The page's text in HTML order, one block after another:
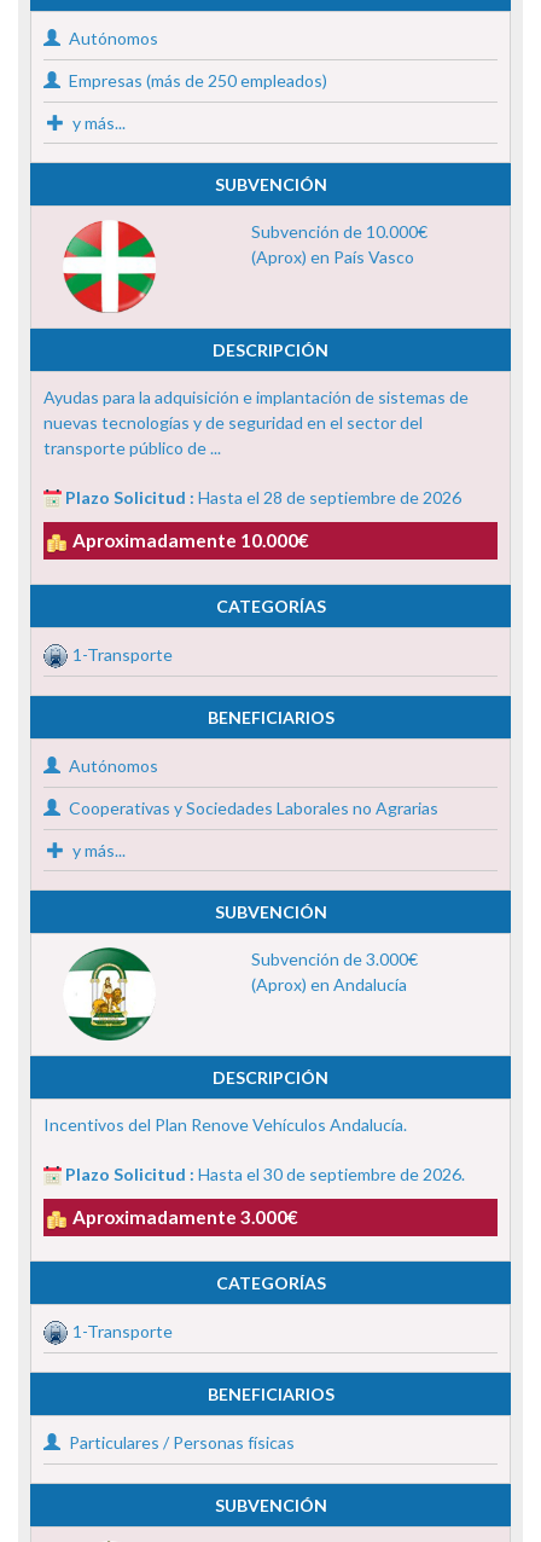
Autónomos
Empresas (más de 250 empleados)
y más...
SUBVENCIÓN
Subvención de 10.000€
(Aprox) en País Vasco
DESCRIPCIÓN
Ayudas para la adquisición e implantación de sistemas de
nuevas tecnologías y de seguridad en el sector del
transporte público de ...
Plazo Solicitud : Hasta el 28 de septiembre de 2026
Aproximadamente 10.000€
CATEGORÍAS
1-Transporte
BENEFICIARIOS
Autónomos
Cooperativas y Sociedades Laborales no Agrarias
y más...
SUBVENCIÓN
Subvención de 3.000€
(Aprox) en Andalucía
DESCRIPCIÓN
Incentivos del Plan Renove Vehículos Andalucía.
Plazo Solicitud : Hasta el 30 de septiembre de 2026.
Aproximadamente 3.000€
CATEGORÍAS
1-Transporte
BENEFICIARIOS
Particulares / Personas físicas
SUBVENCIÓN